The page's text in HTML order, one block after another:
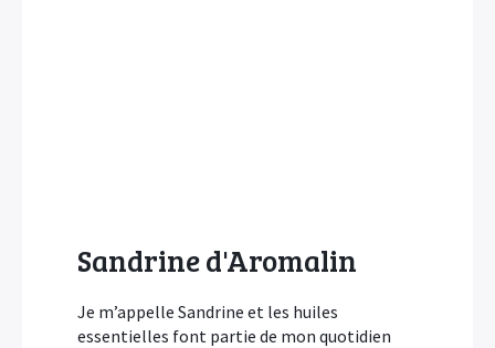
Sandrine d'Aromalin
Je m’appelle Sandrine et les huiles
essentielles font partie de mon quotidien